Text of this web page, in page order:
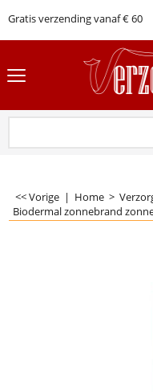
Gratis verzending vanaf € 60
<< Vorige | Home >
Biodermal zonnebrand